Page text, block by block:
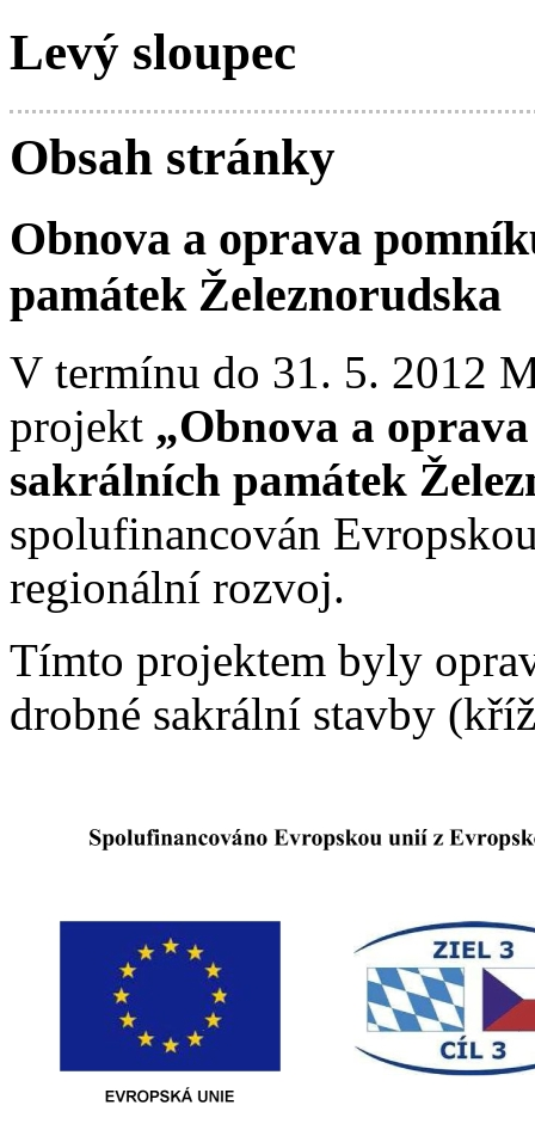
Levý sloupec
Obsah stránky
Obnova a oprava
památek Železnorudska
V termínu do 31. 5. 2012
projekt „Obnova a
sakrálních památek
spolufinancován
regionální rozvoj.
Tímto projektem byly
drobné sakrální stavby